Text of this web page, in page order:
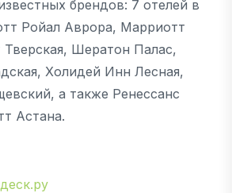
брендов: 7 отелей в
Ройал Аврора, Марриотт
Шератон Палас,
Холидей Инн Лесная,
а также Ренессанс
Астана.